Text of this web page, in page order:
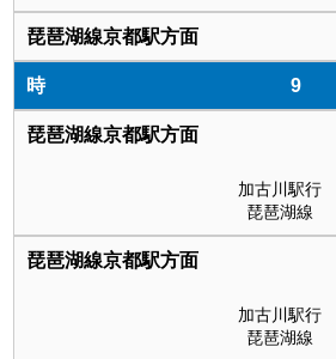
9
加古川駅行
琵琶湖線
加古川駅行
琵琶湖線